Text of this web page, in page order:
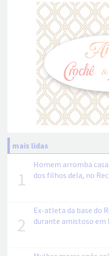
mais lidas
1
Homem arromba
dos filhos dela, no
2
Ex-atleta da base do
durante amistoso em